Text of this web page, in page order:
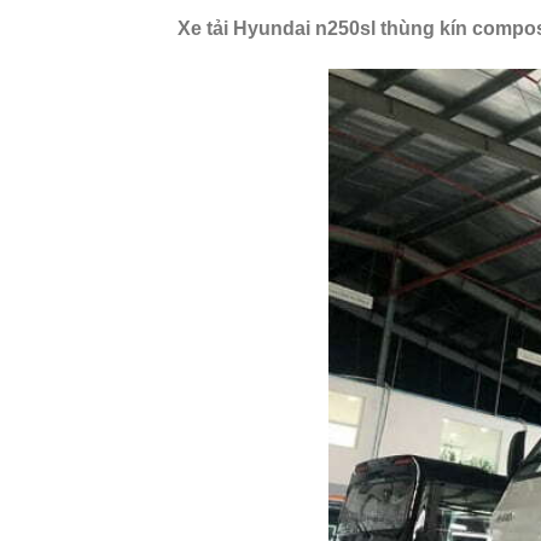
Xe tải Hyundai n250sl thùng kín